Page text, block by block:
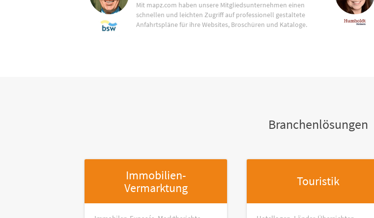
Mit mapz.com haben unsere Mitgliedsunternehmen einen
schnellen und leichten Zugriff auf professionell gestaltete
Anfahrtspläne für ihre Websites, Broschüren und Kataloge.
Branchenlösungen
Immobilien-
Vermarktung
Touristik